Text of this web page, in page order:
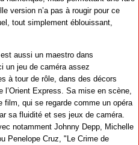
version n’a pas à rougir pour ce
tout simplement éblouissant,
aussi un maestro dans
un jeu de caméra assez
à tour de rôle, dans des décors
Express. Sa mise en scène,
film, qui se regarde comme un opéra
sa fluidité et ses jeux de caméra.
notamment Johnny Depp, Michelle
Penelope Cruz, "Le Crime de